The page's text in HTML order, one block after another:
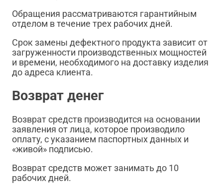
Обращения рассматриваются гарантийным
отделом в течение трех рабочих дней.
Срок замены дефектного продукта зависит от
загруженности производственных мощностей
и времени, необходимого на доставку изделия
до адреса клиента.
Возврат денег
Возврат средств производится на основании
заявления от лица, которое производило
оплату, с указанием паспортных данных и
«живой» подписью.
Возврат средств может занимать до 10
рабочих дней.